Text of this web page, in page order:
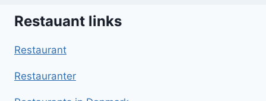
Restauant links
Restaurant
Restauranter